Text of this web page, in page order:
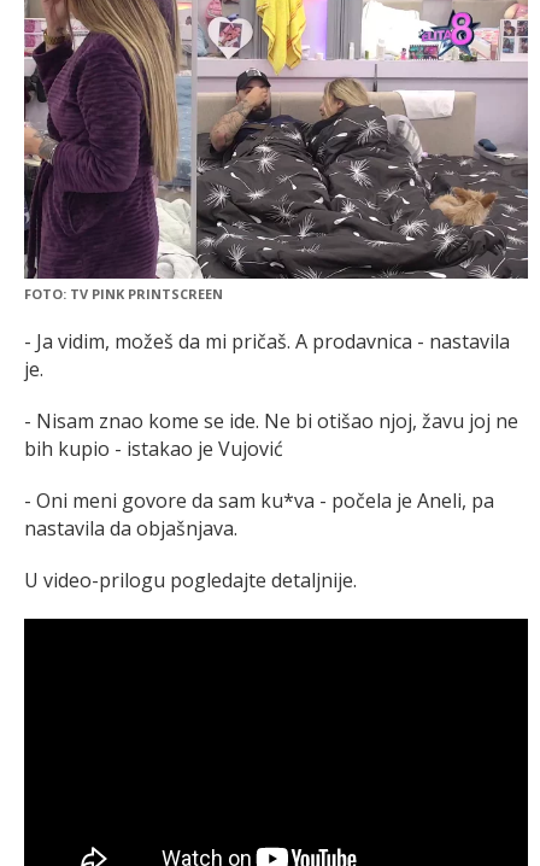
FOTO: TV PINK PRINTSCREEN
- Ja vidim, možeš da mi pričaš. A prodavnica - nastavila
je.
- Nisam znao kome se ide. Ne bi otišao njoj, žavu joj ne
bih kupio - istakao je Vujović
- Oni meni govore da sam ku*va - počela je Aneli, pa
nastavila da objašnjava.
U video-prilogu pogledajte detaljnije.